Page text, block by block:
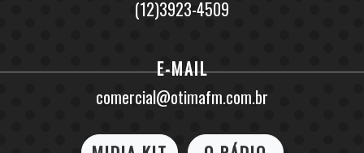
(12)3923-4509
E-MAIL
comercial@otimafm.com.br